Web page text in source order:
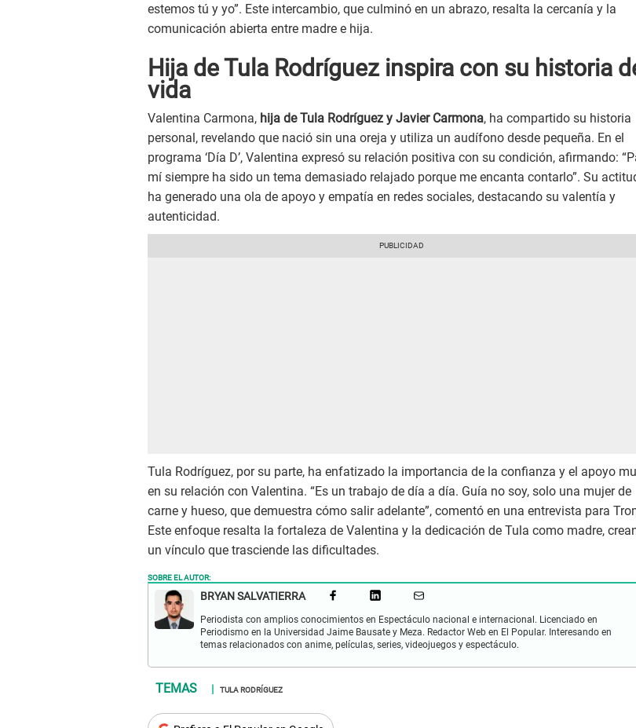
estemos tú y yo”. Este intercambio, que culminó en un abrazo, resalta la cercanía y la
comunicación abierta entre madre e hija.
Hija de Tula Rodríguez inspira con su historia
vida
Valentina Carmona, hija de Tula Rodríguez y Javier Carmona, ha compartido su historia
personal, revelando que nació sin una oreja y utiliza un audífono desde pequeña. En el
programa ‘Día D’, Valentina expresó su relación positiva con su condición, afirmando:
mí siempre ha sido un tema demasiado relajado porque me encanta contarlo”. Su
ha generado una ola de apoyo y empatía en redes sociales, destacando su valentía y
autenticidad.
Tula Rodríguez, por su parte, ha enfatizado la importancia de la confianza y el apoyo
en su relación con Valentina. “Es un trabajo de día a día. Guía no soy, solo una mujer de
carne y hueso, que demuestra cómo salir adelante”, comentó en una entrevista para
Este enfoque resalta la fortaleza de Valentina y la dedicación de Tula como madre,
un vínculo que trasciende las dificultades.
SOBRE EL AUTOR:
BRYAN SALVATIERRA
Periodista con amplios conocimientos en Espectáculo nacional e internacional. Licenciado en
Periodismo en la Universidad Jaime Bausate y Meza. Redactor Web en El Popular. Interesando en
temas relacionados con anime, películas, series, videojuegos y espectáculo.
TULA RODRÍGUEZ